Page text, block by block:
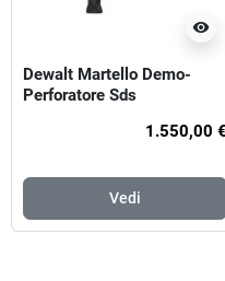
visibility
Dewalt Martello Demo-
Perforatore Sds
1.550,00 €
Vedi